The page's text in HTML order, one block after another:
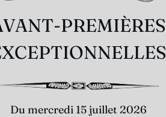
PREMIÈRES
Du mercredi 15 juillet 2026